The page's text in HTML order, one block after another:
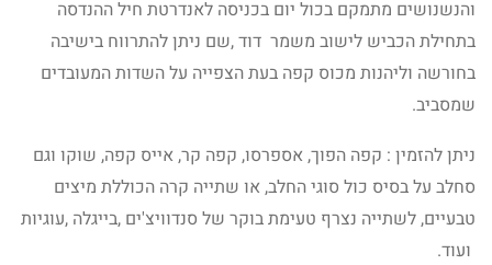
והנשנושים מתמקם בכול יום בכניסה לאנדרטת חיל ההנדסה
בתחילת הכביש לישוב משמר דוד ,שם ניתן להתרווח בישיבה
בחורשה וליהנות מכוס קפה בעת הצפייה על השדות המעובדים
שמסביב.
ניתן להזמין : קפה הפוך, אספרסו, קפה קר, אייס קפה, שוקו וגם
סחלב על בסיס כול סוגי החלב, או שתייה קרה הכוללת מיצים
טבעיים, לשתייה נצרף טעימת בוקר של סנדוויצ'ים ,בייגלה ,עוגיות
ועוד.